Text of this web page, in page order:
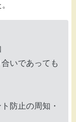
いであっても
防止の周知・